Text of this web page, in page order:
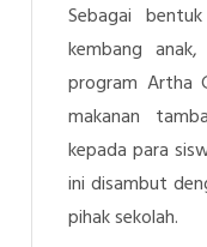
Sebagai
kembang
program Artha
makanan
kepada para
ini disambut
pihak sekolah.